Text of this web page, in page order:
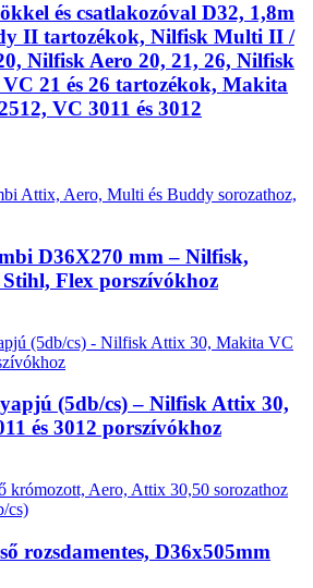
és csatlakozóval D32, 1,8m
II tartozékok, Nilfisk Multi II /
Nilfisk Aero 20, 21, 26, Nilfisk
21 és 26 tartozékok, Makita
VC 3011 és 3012
D36X270 mm – Nilfisk,
Flex porszívókhoz
(5db/cs) – Nilfisk Attix 30,
és 3012 porszívókhoz
rozsdamentes, D36x505mm